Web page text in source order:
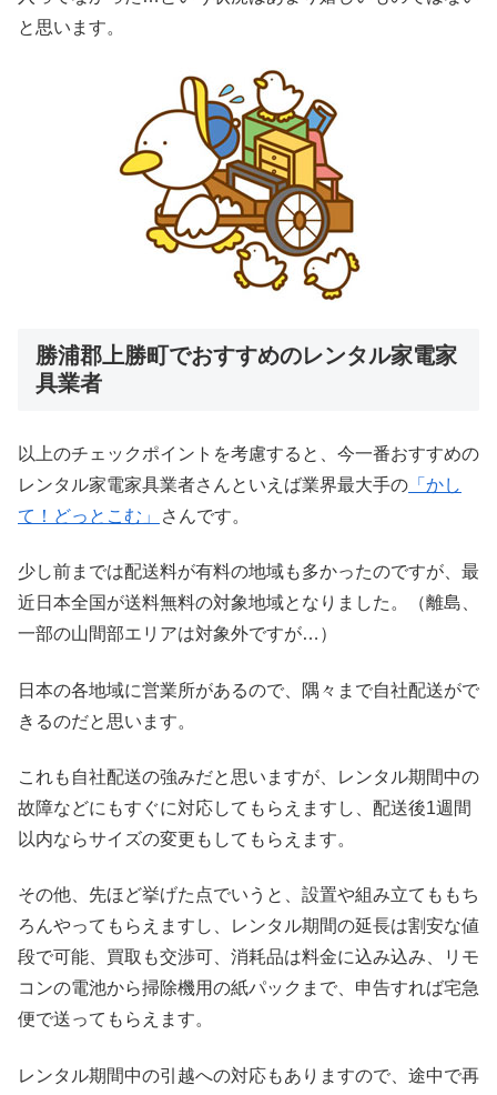
と思います。
勝浦郡上勝町でおすすめのレンタル家電家
具業者
以上のチェックポイントを考慮すると、今一番おすすめの
レンタル家電家具業者さんといえば業界最大手の 「かし
て！どっとこむ」
さんです。
少し前までは配送料が有料の地域も多かったのですが、最
近日本全国が送料無料の対象地域となりました。（離島、
一部の山間部エリアは対象外ですが…）
日本の各地域に営業所があるので、隅々まで自社配送がで
きるのだと思います。
これも自社配送の強みだと思いますが、レンタル期間中の
故障などにもすぐに対応してもらえますし、配送後1週間
以内ならサイズの変更もしてもらえます。
その他、先ほど挙げた点でいうと、設置や組み立てももち
ろんやってもらえますし、レンタル期間の延長は割安な値
段で可能、買取も交渉可、消耗品は料金に込み込み、リモ
コンの電池から掃除機用の紙パックまで、申告すれば宅急
便で送ってもらえます。
レンタル期間中の引越への対応もありますので、途中で再